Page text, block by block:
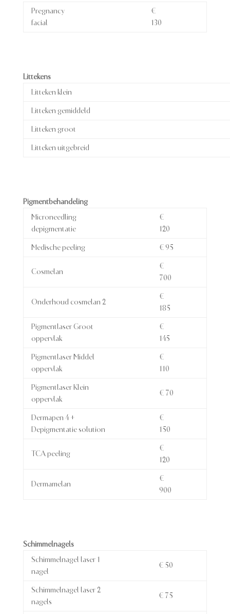
Pregnancy
facial
€
130
Littekens
Litteken klein
Litteken gemiddeld
Litteken groot
Litteken uitgebreid
Pigmentbehandeling
Microneedling
depigmentatie
€
120
Medische peeling € 95
Cosmelan
€
700
Onderhoud cosmelan 2
€
185
Pigmentlaser Groot
oppervlak
€
145
Pigmentlaser Middel
oppervlak
€
110
Pigmentlaser Klein
oppervlak
€ 70
Dermapen 4 +
Depigmentatie solution
€
150
TCA peeling
€
120
Dermamelan
€
900
Schimmelnagels
Schimmelnagel laser 1
nagel
€ 50
Schimmelnagel laser 2
nagels
€ 75